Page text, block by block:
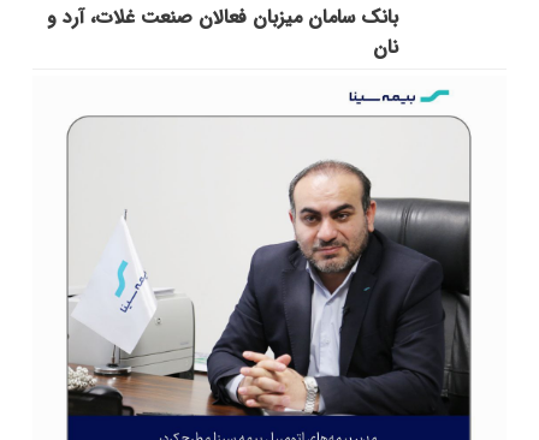
بانک سامان میزبان فعالان صنعت غلات، آرد و
نان